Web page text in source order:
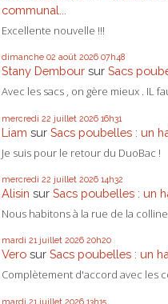
communal...
Excellente nouvelle !!!
dimanche 02 août 2026 07h48
Stany Dembour sur Sacs
Avec les sacs , on gère mieux . IL
mercredi 22 juillet 2026 16h31
Liam sur Sacs poubelles : un
Je suis pour le retour du DuoBac !
mercredi 22 juillet 2026 14h32
Alisin sur Sacs poubelles : un
Nous habitons à la rue de la
mardi 21 juillet 2026 20h20
Vero sur Sacs poubelles : un
Complètement d'accord avec les
mardi 21 juillet 2026 13h15